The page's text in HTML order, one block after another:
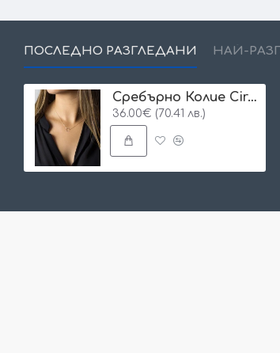
ПОСЛЕДНО РАЗГЛЕДАНИ НАЙ-
Сребърно Колие Circle
36.00€ (70.41 лв.)